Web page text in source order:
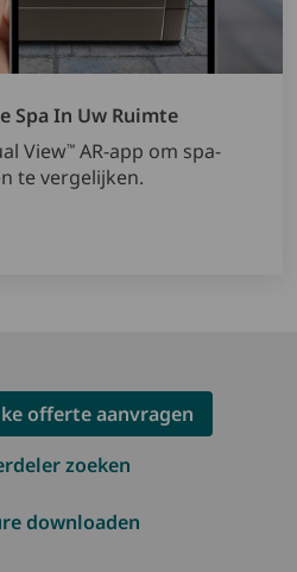
Spa In Uw Ruimte
View™ AR-app om spa-
te vergelijken.
offerte aanvragen
zoeken
downloaden